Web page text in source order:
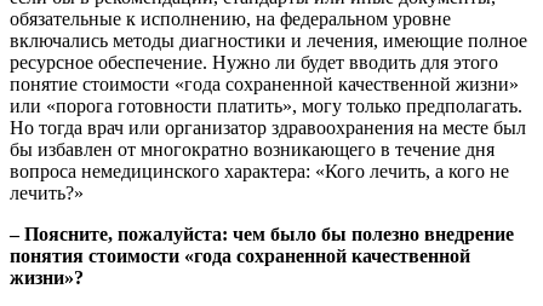
обязательные к исполнению, на федеральном уровне
включались методы диагностики и лечения, имеющие полное
ресурсное обеспечение. Нужно ли будет вводить для этого
понятие стоимости «года сохраненной качественной жизни»
или «порога готовности платить», могу только предполагать.
Но тогда врач или организатор здравоохранения на месте был
бы избавлен от многократно возникающего в течение дня
вопроса немедицинского характера: «Кого лечить, а кого не
лечить?»
– Поясните, пожалуйста: чем было бы полезно внедрение
понятия стоимости «года сохраненной качественной
жизни»?